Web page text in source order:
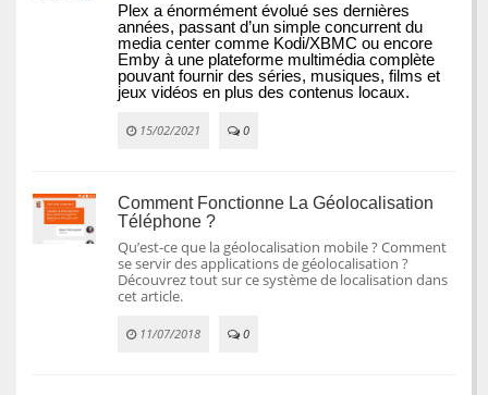
Plex a énormément évolué ses dernières
années, passant d’un simple concurrent du
media center comme Kodi/XBMC ou encore
Emby à une plateforme multimédia complète
pouvant fournir des séries, musiques, films et
jeux vidéos en plus des contenus locaux.
15/02/2021 0
Comment Fonctionne La Géolocalisation
Téléphone ?
Qu’est-ce que la géolocalisation mobile ? Comment
se servir des applications de géolocalisation ?
Découvrez tout sur ce système de localisation dans
cet article.
11/07/2018 0